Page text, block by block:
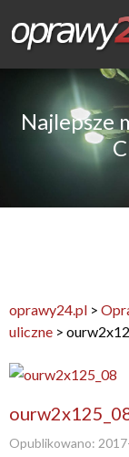
Najlepsze
oprawy24.pl >
uliczne >
Opublikowano: